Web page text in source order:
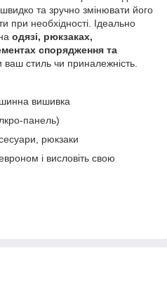
та зручно змінювати його
при необхідності. Ідеально
одязі, рюкзаках,
спорядження та
ваш стиль чи приналежність.
вишивка
панель)
рюкзаки
і висловіть свою